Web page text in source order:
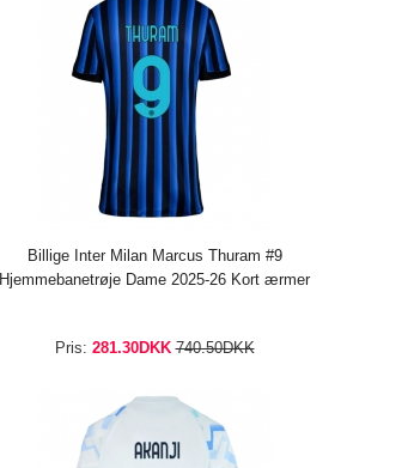
Billige Inter Milan Marcus Thuram #9
Hjemmebanetrøje Dame 2025-26 Kort ærmer
Pris: 281.30DKK 740.50DKK